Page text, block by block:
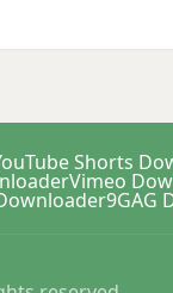
Shorts
Vimeo
9GAG